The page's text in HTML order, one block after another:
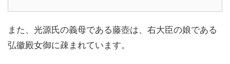
また、光源氏の義母である藤壺は、右大臣の娘である
弘徽殿女御に疎まれています。